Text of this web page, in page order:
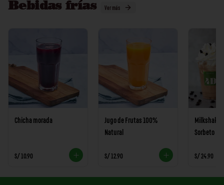
Bebidas frías Ver más
Chicha morada
S/ 10.90
Jugo de Frutas 100%
Natural
S/ 12.90
Milkshake
Sorbeto
S/ 24.90